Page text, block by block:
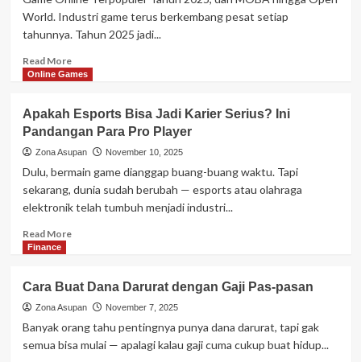
Tetap
dan
World. Industri game terus berkembang pesat setiap
tahunnya. Tahun 2025 jadi...
Read MoreRead
more
Online
Terpopuler
Tahun
2025
Online Games
Apakah Esports Bisa Jadi Karier Serius? Ini
Pandangan Para Pro Player
Zona Asupan November 10, 2025
Dulu, bermain game dianggap buang-buang waktu. Tapi
sekarang, dunia sudah berubah — esports atau olahraga
elektronik telah tumbuh menjadi industri...
Read MoreRead
Esports
Bisa
Jadi
Karier
Finance
Cara Buat Dana Darurat dengan Gaji Pas-pasan
Zona Asupan November 7, 2025
Banyak orang tahu pentingnya punya dana darurat, tapi gak
semua bisa mulai — apalagi kalau gaji cuma cukup buat hidup...